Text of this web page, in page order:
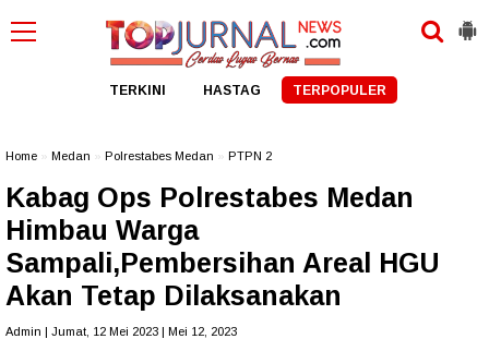
TERKINI HASTAG TERPOPULER
Home Medan Polrestabes Medan PTPN 2
Kabag Ops Polrestabes Medan
Himbau Warga
Sampali,Pembersihan Areal HGU
Akan Tetap Dilaksanakan
Admin | Jumat, 12 Mei 2023 | Mei 12, 2023